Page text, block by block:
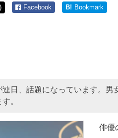
Facebook B! Bookmark
日、話題になっています。
。
俳優